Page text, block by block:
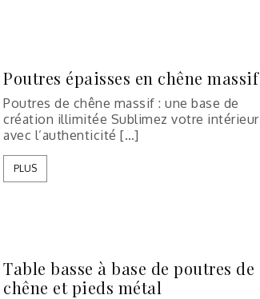
Poutres épaisses en chêne massif
Poutres de chêne massif : une base de
création illimitée Sublimez votre intérieur
avec l’authenticité […]
PLUS
Table basse à base de poutres de
chêne et pieds métal